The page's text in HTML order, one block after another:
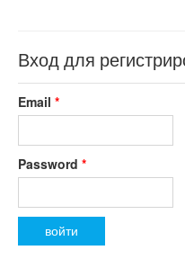
Вход для
Email *
Password *